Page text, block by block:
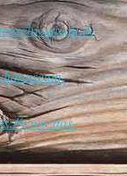
museum-
www.das-